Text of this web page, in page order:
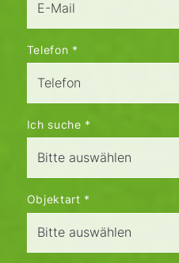
Telefon *
Ich suche *
Objektart *